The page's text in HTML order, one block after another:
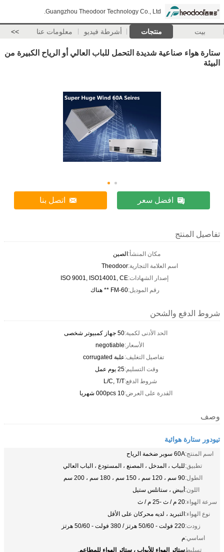
Guangzhou Theodoor Technology Co., Ltd.
بيت منتجات أشرطة فيديو معلومات عنا >>
ستارة هواء صناعية شديدة التحمل للباب العالي أو الرياح الكبيرة من
البيئة
افضل سعر اتصل بنا
تفاصيل المنتج
مكان المنشأ:الصين
اسم العلامة التجارية:Theodoor
إصدار الشهادات:ISO 9001, ISO14001, CE
رقم الموديل:FM-60 ** هناك
شروط الدفع والشحن
الحد الأدنى لكمية:50 جهاز كمبيوتر شخصى
الأسعار:negotiable
تفاصيل التغليف:علبة corrugated
وقت التسليم:25 يوم عمل
شروط الدفع:L/C, T/T
القدرة على العرض:10 000pcs شهريا
وصف
تيودور ستارة هوائية
اسم المنتج:60A سوبر ضخمة الرياح
تطبيق:للباب ، المدخل ، المصنع ، المستودع ، الباب العالي
الطول:90 سم ، 120 سم ، 150 سم ، 180 سم ، 200 سم
اللون:أبيض ، ستانلس ستيل
سرعة الهواء:20 م / ث -25 م / ث
نوع الهواء:التبريد ، لديه محركان على الأقل
زودت:220 فولت - 50/60 هرتز / 380 فولت - 50/60 هرتز
اساسي:م
تسليطستائر الهواء للأبواب ، ستائر الهواء للمطاعم,